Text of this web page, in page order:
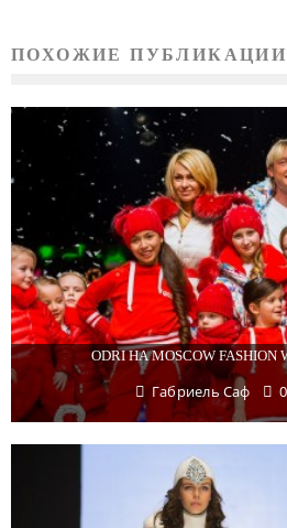
ПОХОЖИЕ ПУБЛИКАЦИИ
ODRI НА MOSCOW FASHION
Габриель Саф